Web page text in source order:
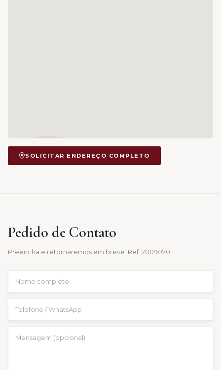
SOLICITAR ENDEREÇO COMPLETO
Pedido de Contato
Preencha e retornaremos em breve. Ref. 2009070